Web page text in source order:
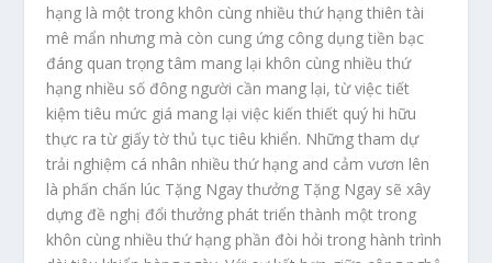
hạng là một trong khôn cùng nhiều thứ hạng thiên tài
mê mẩn nhưng mà còn cung ứng công dụng tiền bạc
đáng quan trọng tâm mang lại khôn cùng nhiều thứ
hạng nhiều số đông người cần mang lại, từ việc tiết
kiệm tiêu mức giá mang lại việc kiến thiết quý hi hữu
thực ra từ giấy tờ thủ tục tiêu khiển. Những tham dự
trải nghiệm cá nhân nhiều thứ hạng and cảm vươn lên
là phấn chấn lúc Tặng Ngay thưởng Tặng Ngay sẽ xây
dựng đề nghị đổi thưởng phát triển thành một trong
khôn cùng nhiều thứ hạng phần đòi hỏi trong hành trình